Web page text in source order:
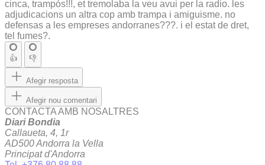
cinca, trampós!!!, et tremolaba la veu avui per la radio. les
adjudicacions un altra cop amb trampa i amiguisme. no
defensas a les empreses andorranes???. i el estat de dret,
tel fumes?.
👍 👎
Afegir resposta
Afegir nou comentari
CONTACTA AMB NOSALTRES
Diari Bondia
Callaueta, 4, 1r
AD500 Andorra la Vella
Principat d'Andorra